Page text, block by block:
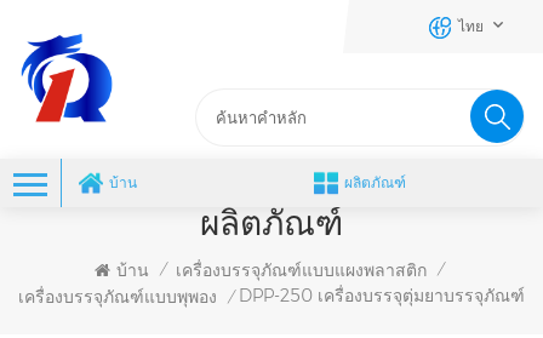
ไทย
บ้าน ผลิตภัณฑ์
ผลิตภัณฑ์
บ้าน / เครื่องบรรจุภัณฑ์แบบแผงพลาสติก /
เครื่องบรรจุภัณฑ์แบบพุพอง / DPP-250 เครื่องบรรจุตุ่มยาบรรจุภัณฑ์